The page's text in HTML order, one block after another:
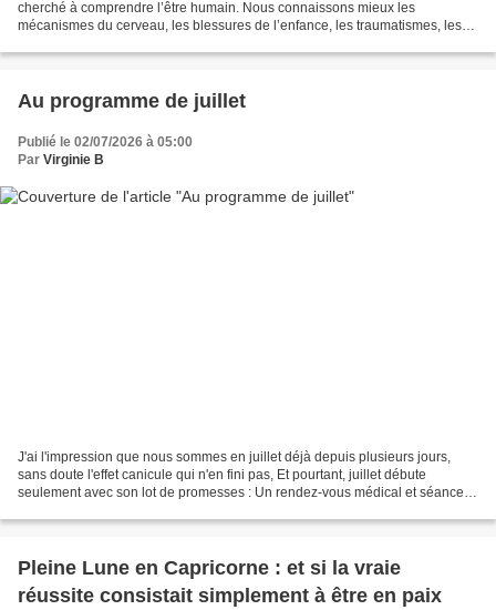
cherché à comprendre l’être humain. Nous connaissons mieux les
mécanismes du cerveau, les blessures de l’enfance, les traumatismes, les
Au programme de juillet
Publié le 02/07/2026 à 05:00
Par Virginie B
J'ai l'impression que nous sommes en juillet déjà depuis plusieurs jours,
sans doute l'effet canicule qui n'en fini pas, Et pourtant, juillet débute
seulement avec son lot de promesses : Un rendez-vous médical et séances
Pleine Lune en Capricorne : et si la vraie
réussite consistait simplement à être en paix